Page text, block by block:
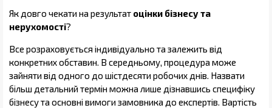
Як довго чекати на результат оцінки бізнесу та
нерухомості?
Все розраховується індивідуально та залежить від
конкретних обставин. В середньому, процедура може
зайняти від одного до шістдесяти робочих днів. Назвати
більш детальний термін можна лише дізнавшись специфіку
бізнесу та основні вимоги замовника до експертів. Вартість